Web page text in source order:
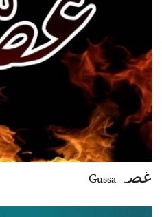
غصہ Gussa